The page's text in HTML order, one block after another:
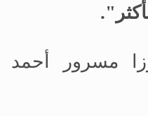
مسرور أحمد